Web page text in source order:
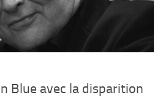
Blue avec la disparition